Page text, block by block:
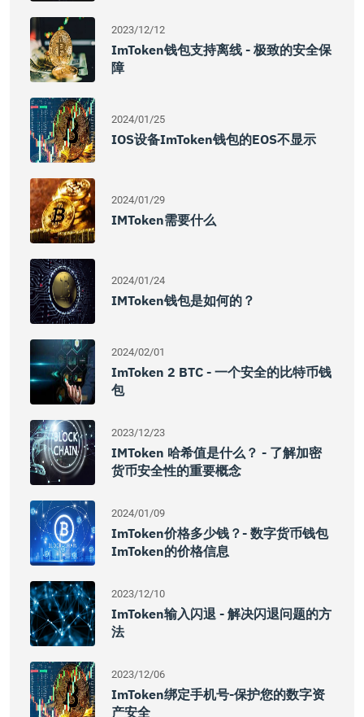
2023/12/12
ImToken钱包支持离线 - 极致的安全保
障
2024/01/25
IOS设备imToken钱包的EOS不显示
2024/01/29
IMToken需要什么
2024/01/24
IMToken钱包是如何的？
2024/02/01
ImToken 2 BTC - 一个安全的比特币钱
包
2023/12/23
IMToken 哈希值是什么？ - 了解加密
货币安全性的重要概念
2024/01/09
ImToken价格多少钱？- 数字货币钱包
ImToken的价格信息
2023/12/10
ImToken输入闪退 - 解决闪退问题的方
法
2023/12/06
ImToken绑定手机号-保护您的数字资
产安全